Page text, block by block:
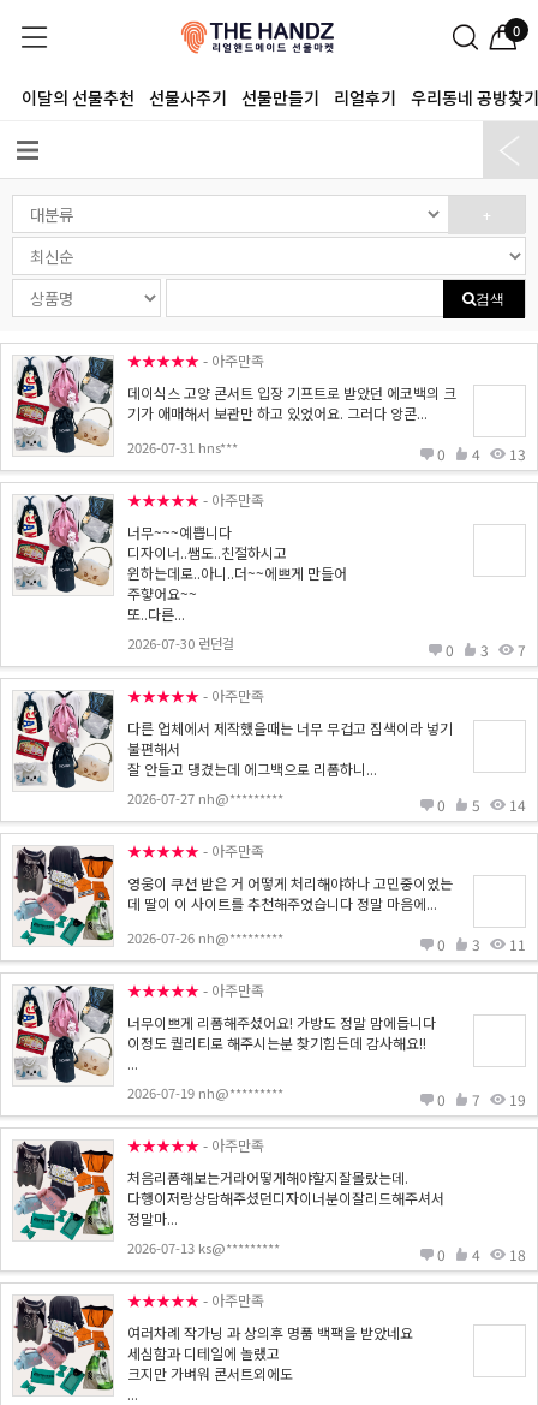
0
이달의 선물추천 선물사주기 선물만들기 리얼후기 우리동네 공방찾기
+
검색
★★★★★- 아주만족
데이식스 고양 콘서트 입장 기프트로 받았던 에코백의 크
기가 애매해서 보관만 하고 있었어요. 그러다 앙콘...
2026-07-31 hns*** 0 4 13
★★★★★- 아주만족
너무~~~예쁩니다
디자이너..쌤도..친절하시고
윈하는데로..아니..더~~에쁘게 만들어
주햫어요~~
또..다른...
2026-07-30 런던걸 0 3 7
★★★★★- 아주만족
다른 업체에서 제작했을때는 너무 무겁고 짐색이라 넣기
불편해서
잘 안들고 댕겼는데 에그백으로 리폼하니...
2026-07-27 nh@********* 0 5 14
★★★★★- 아주만족
영웅이 쿠션 받은 거 어떻게 처리해야하나 고민중이었는
데 딸이 이 사이트를 추천해주었습니다 정말 마음에...
2026-07-26 nh@********* 0 3 11
★★★★★- 아주만족
너무이쁘게 리폼해주셨어요! 가방도 정말 맘에듭니다
이정도 퀄리티로 해주시는분 찾기힘든데 감사해요!!
...
2026-07-19 nh@********* 0 7 19
★★★★★- 아주만족
처음리폼해보는거라어떻게해야할지잘몰랐는데.
다행이저랑상담해주셨던디자이너분이잘리드해주셔서
정말마...
2026-07-13 ks@********* 0 4 18
★★★★★- 아주만족
여러차례 작가닝 과 상의후 명품 백팩을 받았네요
세심함과 디테일에 놀랬고
크지만 가벼워 콘서트외에도
...